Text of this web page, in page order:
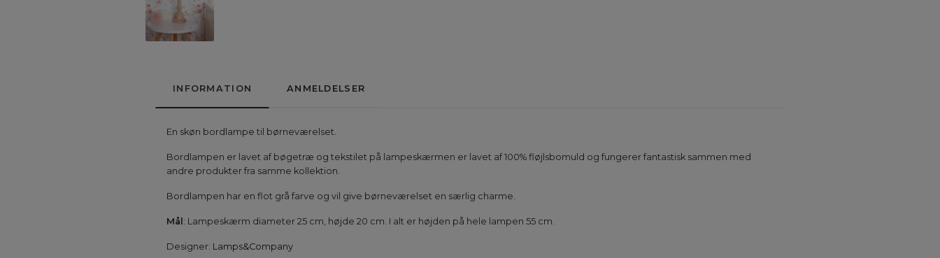
INFORMATION ANMELDELSER
En skøn bordlampe til børneværelset.
Bordlampen er lavet af bøgetræ og tekstilet på lampeskærmen er lavet af 100% fløjlsbomuld og fungerer fantastisk sammen med
andre produkter fra samme kollektion.
Bordlampen har en flot grå farve og vil give børneværelset en særlig charme.
Mål: Lampeskærm diameter 25 cm, højde 20 cm. I alt er højden på hele lampen 55 cm.
Designer: Lamps&Company